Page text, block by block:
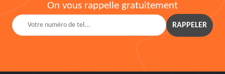
On vous rappelle gratuitement